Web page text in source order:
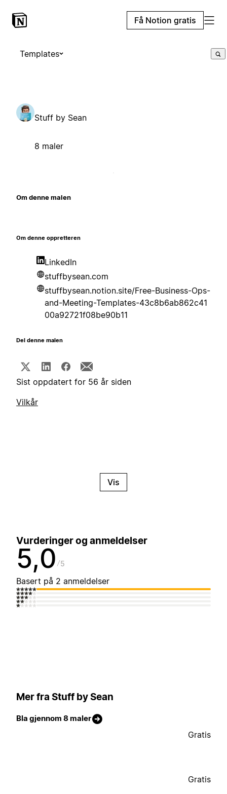
Få Notion gratis
Templates
Stuff by Sean
8 maler
Om denne malen
Om denne oppretteren
LinkedIn
stuffbysean.com
stuffbysean.notion.site/Free-Business-Ops-
and-Meeting-Templates-43c8b6ab862c41
00a92721f08be90b11
Del denne malen
Sist oppdatert for 56 år siden
Vilkår
Vis
Vurderinger og anmeldelser
5,0 5
Basert på 2 anmeldelser
Mer fra Stuff by Sean
Bla gjennom 8 maler
Gratis
Gratis